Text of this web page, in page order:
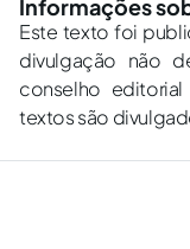
Informações
Este texto foi
divulgação não
conselho
textos são